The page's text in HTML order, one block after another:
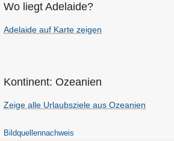
Wo liegt Adelaide?
Adelaide auf Karte zeigen
Kontinent: Ozeanien
Zeige alle Urlaubsziele aus Ozeanien
Bildquellennachweis